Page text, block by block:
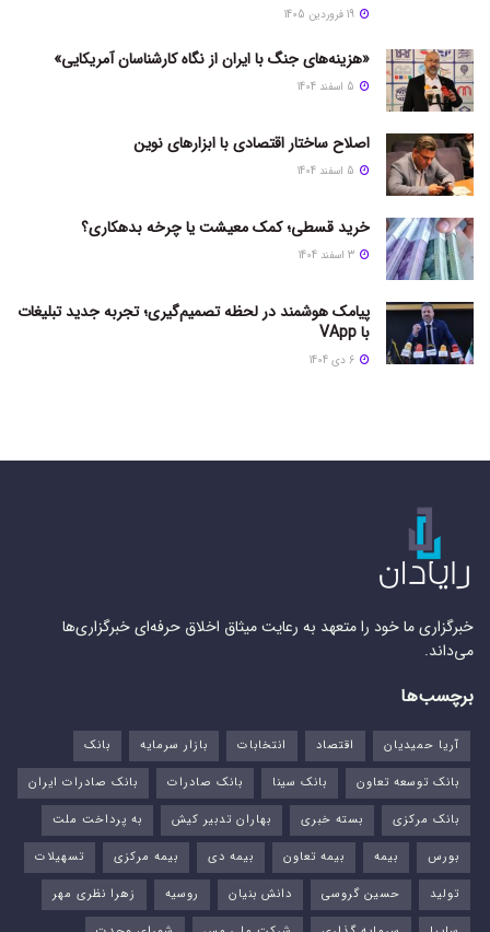
«هزینه‌های جنگ با ایران از نگاه کارشناسان آمریکایی»
اصلاح ساختار اقتصادی با ابزارهای نوین
خرید قسطی؛ کمک معیشت یا چرخه بدهکاری؟
پیامک هوشمند در لحظه تصمیم‌گیری؛ تجربه جدید تبلیغات
با VApp
خبرگزاری ما خود را متعهد به رعایت میثاق اخلاق حرفه‌ای خبرگزاری‌ها
می‌داند.
برچسب‌ها
آریا حمیدیان اقتصاد انتخابات بازار سرمایه
بانک
بانک توسعه تعاون
بانک سینا بانک صادرات
بانک صادرات ایران
بانک مرکزی
بسته خبری بهاران تدبیر کیش
به پرداخت ملت
بورس‌
بیمه بیمه تعاون بیمه دی بیمه مرکزی
تسهیلات
تولید
حسین گروسی دانش بنیان روسیه
زهرا نظری مهر